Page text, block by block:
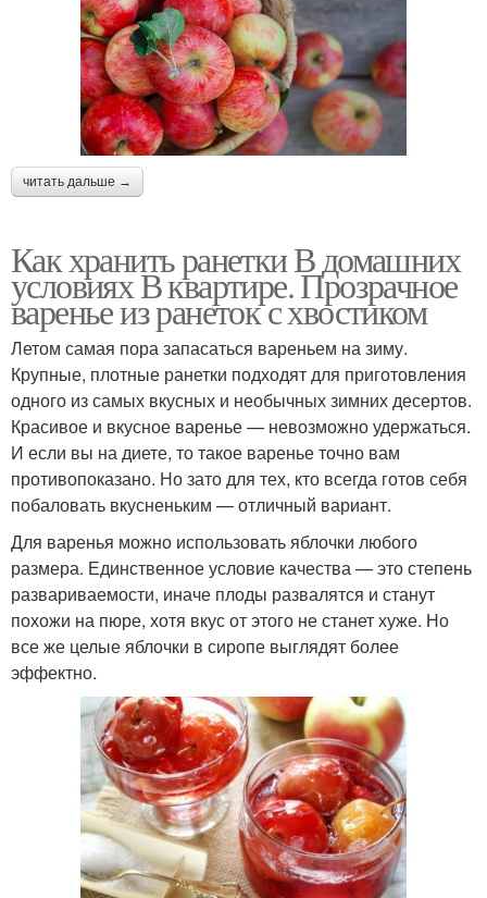
читать дальше →
Как хранить ранетки В домашних
условиях В квартире. Прозрачное
варенье из ранеток с хвостиком
Летом самая пора запасаться вареньем на зиму.
Крупные, плотные ранетки подходят для приготовления
одного из самых вкусных и необычных зимних десертов.
Красивое и вкусное варенье — невозможно удержаться.
И если вы на диете, то такое варенье точно вам
противопоказано. Но зато для тех, кто всегда готов себя
побаловать вкусненьким — отличный вариант.
Для варенья можно использовать яблочки любого
размера. Единственное условие качества — это степень
развариваемости, иначе плоды развалятся и станут
похожи на пюре, хотя вкус от этого не станет хуже. Но
все же целые яблочки в сиропе выглядят более
эффектно.